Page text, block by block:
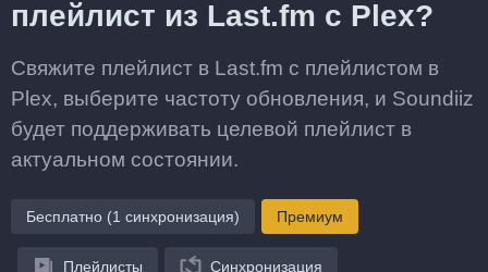
плейлист из Last.fm с Plex?
Свяжите плейлист в Last.fm с плейлистом в
Plex, выберите частоту обновления, и Soundiiz
будет поддерживать целевой плейлист в
актуальном состоянии.
Бесплатно (1 синхронизация) Премиум
Плейлисты Синхронизация